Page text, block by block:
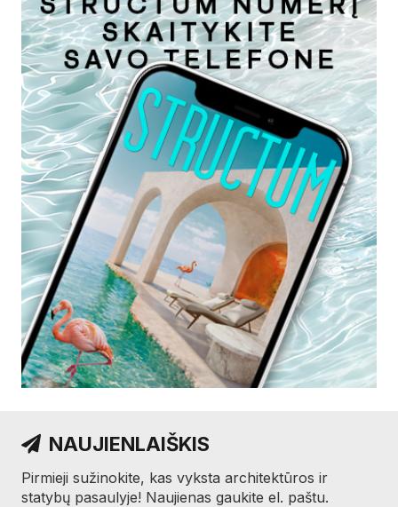
NAUJIENLAIŠKIS
Pirmieji sužinokite, kas vyksta architektūros ir
statybų pasaulyje! Naujienas gaukite el. paštu.